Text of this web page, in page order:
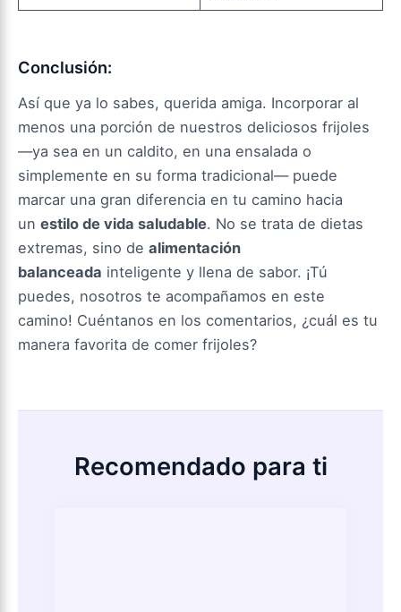
Conclusión:
Así que ya lo sabes, querida amiga. Incorporar al
menos una porción de nuestros deliciosos frijoles
—ya sea en un caldito, en una ensalada o
simplemente en su forma tradicional— puede
marcar una gran diferencia en tu camino hacia
un estilo de vida saludable. No se trata de dietas
extremas, sino de alimentación
balanceada inteligente y llena de sabor. ¡Tú
puedes, nosotros te acompañamos en este
camino! Cuéntanos en los comentarios, ¿cuál es tu
manera favorita de comer frijoles?
Recomendado para ti